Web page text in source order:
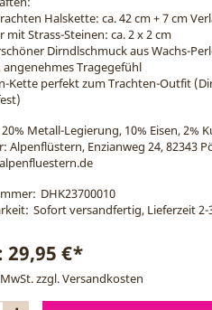
Halskette: ca. 42 cm + 7 cm
mit Strass-Steinen: ca. 2 x 2 cm
Dirndlschmuck aus Wachs-
Tragegefühl
Kette perfekt zum Trachten-Outfit
20% Metall-Legierung, 10% Eisen, 2%
Alpenflüstern, Enzianweg 24, 82343
DHK23700010
Sofort versandfertig, Lieferzeit 2-
29,95 €*
zzgl.Versandkosten